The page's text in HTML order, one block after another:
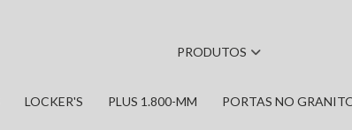
PRODUTOS
LOCKER'S PLUS 1.800-MM PORTAS NO